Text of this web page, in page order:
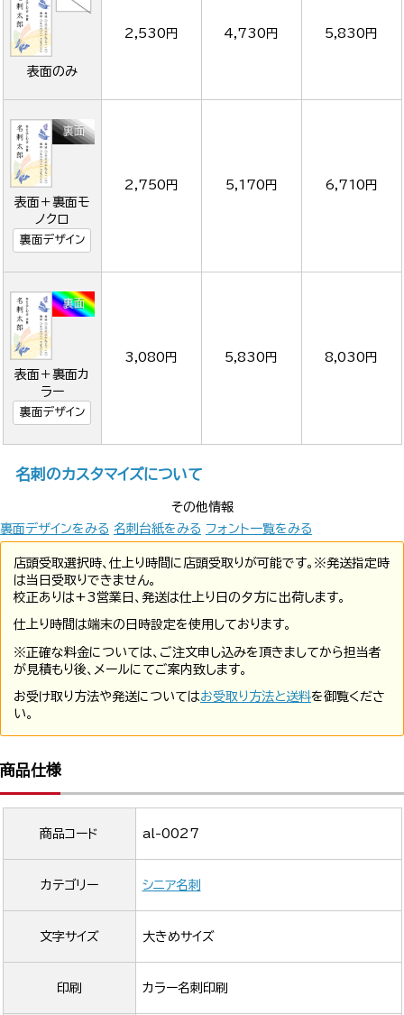
表面のみ
2,530円 4,730円 5,830円
表面＋裏面モ
ノクロ
裏面デザイン
2,750円 5,170円 6,710円
表面＋裏面カ
ラー
裏面デザイン
3,080円 5,830円 8,030円
名刺のカスタマイズについて
その他情報
裏面デザインをみる 名刺台紙をみる フォント一覧をみる
店頭受取選択時、仕上り時間に店頭受取りが可能です。※発送指定時
は当日受取りできません。
校正ありは+3営業日、発送は仕上り日の夕方に出荷します。
仕上り時間は端末の日時設定を使用しております。
※正確な料金については、ご注文申し込みを頂きましてから担当者
が見積もり後、メールにてご案内致します。
お受け取り方法や発送についてはお受取り方法と送料を御覧くださ
い。
商品仕様
商品コード al-0027
カテゴリー シニア名刺
文字サイズ 大きめサイズ
印刷 カラー名刺印刷